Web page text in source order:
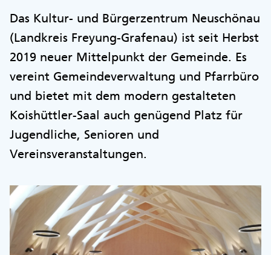
Das Kultur- und Bürgerzentrum Neuschönau
(Landkreis Freyung-Grafenau) ist seit Herbst
2019 neuer Mittelpunkt der Gemeinde. Es
vereint Gemeindeverwaltung und Pfarrbüro
und bietet mit dem modern gestalteten
Koishüttler-Saal auch genügend Platz für
Jugendliche, Senioren und
Vereinsveranstaltungen.